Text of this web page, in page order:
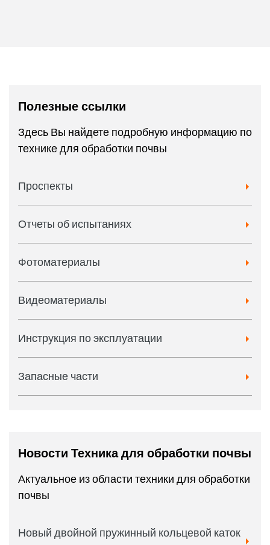
Полезные ссылки
Здесь Вы найдете подробную информацию по
технике для обработки почвы
Проспекты
Отчеты об испытаниях
Фотоматериалы
Видеоматериалы
Инструкция по эксплуатации
Запасные части
Новости Техника для обработки почвы
Актуальное из области техники для обработки
почвы
Новый двойной пружинный кольцевой каток